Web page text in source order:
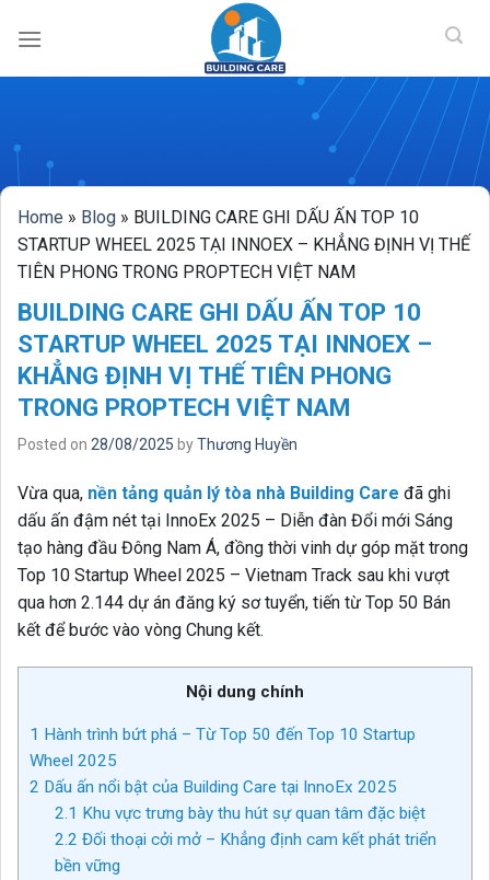
BUILDING
Home » Blog » BUILDING CARE GHI DẤU ẤN TOP 10
STARTUP WHEEL 2025 TẠI INNOEX – KHẲNG ĐỊNH VỊ THẾ
TIÊN PHONG TRONG PROPTECH VIỆT NAM
BUILDING CARE GHI DẤU ẤN TOP 10
STARTUP WHEEL 2025 TẠI INNOEX –
KHẲNG ĐỊNH VỊ THẾ TIÊN PHONG
TRONG PROPTECH VIỆT NAM
Posted on 28/08/2025 byThương Huyền
Vừa qua, nền tảng quản lý tòa nhà Building Care đã ghi
dấu ấn đậm nét tại InnoEx 2025 – Diễn đàn Đổi mới Sáng
tạo hàng đầu Đông Nam Á, đồng thời vinh dự góp mặt trong
Top 10 Startup Wheel 2025 – Vietnam Track sau khi vượt
qua hơn 2.144 dự án đăng ký sơ tuyển, tiến từ Top 50 Bán
kết để bước vào vòng Chung kết.
Nội dung chính
1 Hành trình bứt phá – Từ Top 50 đến Top 10 Startup
Wheel 2025
2 Dấu ấn nổi bật của Building Care tại InnoEx 2025
2.1 Khu vực trưng bày thu hút sự quan tâm đặc biệt
2.2 Đối thoại cởi mở – Khẳng định cam kết phát triển
bền vững